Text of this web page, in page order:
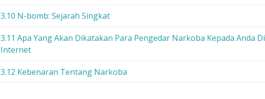
3.10 N-bomb: Sejarah Singkat
3.11 Apa Yang Akan Dikatakan Para Pengedar Narkoba Kepada Anda Di
Internet
3.12 Kebenaran Tentang Narkoba